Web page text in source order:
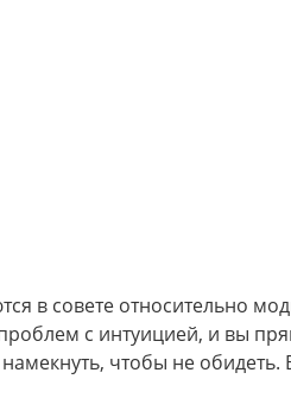
в совете относительно
проблем с интуицией, и вы
чтобы не обидеть.